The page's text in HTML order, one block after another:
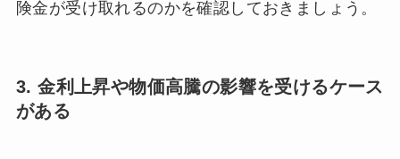
険金が受け取れるのかを確認しておきましょう。
3. 金利上昇や物価高騰の影響を受けるケース
がある